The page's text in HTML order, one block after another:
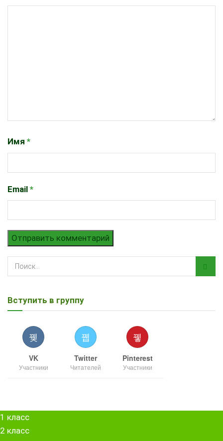
Имя *
Email *
Вступить в группу
VK
Участники
Twitter
Читателей
Pinterest
Участники
1 класс
2 класс